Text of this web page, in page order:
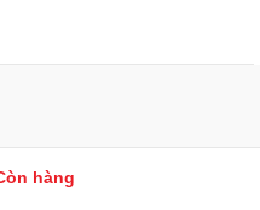
hàng